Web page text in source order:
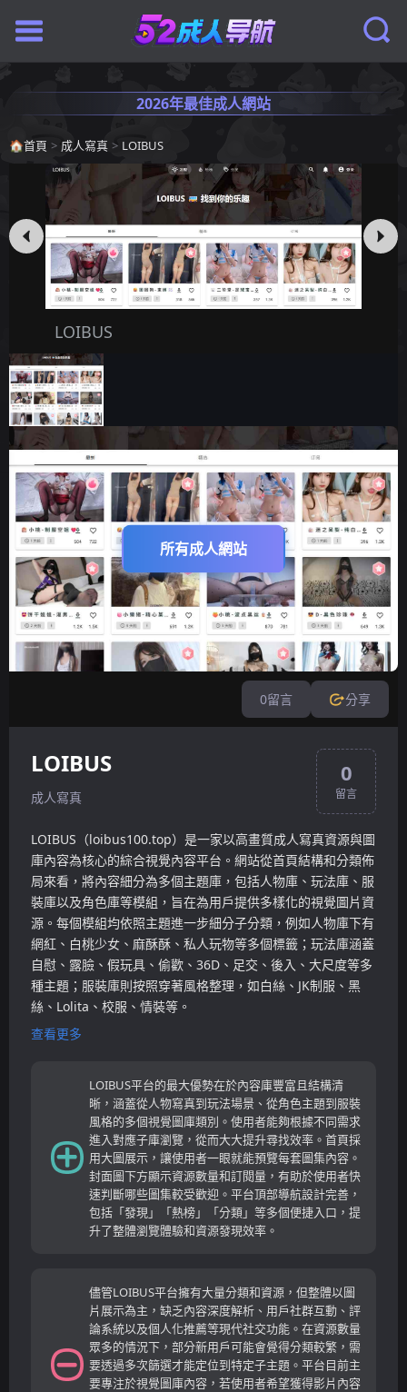
2026年最佳成人網站
🏠首頁 > 成人寫真 > LOIBUS
LOIBUS
所有成人網站
0留言 分享
LOIBUS
成人寫真
0
留言
LOIBUS（loibus100.top）是一家以高畫質成人寫真資源與圖
庫內容為核心的綜合視覺內容平台。網站從首頁結構和分類佈
局來看，將內容細分為多個主題庫，包括人物庫、玩法庫、服
裝庫以及角色庫等模組，旨在為用戶提供多樣化的視覺圖片資
源。每個模組均依照主題進一步細分子分類，例如人物庫下有
網紅、白桃少女、麻酥酥、私人玩物等多個標籤；玩法庫涵蓋
自慰、露臉、假玩具、偷歡、36D、足交、後入、大尺度等多
種主題；服裝庫則按照穿著風格整理，如白絲、JK制服、黑
絲、Lolita、校服、情裝等。
查看更多
LOIBUS平台的最大優勢在於內容庫豐富且結構清
晰，涵蓋從人物寫真到玩法場景、從角色主題到服裝
風格的多個視覺圖庫類別。使用者能夠根據不同需求
進入對應子庫瀏覽，從而大大提升尋找效率。首頁採
用大圖展示，讓使用者一眼就能預覽每套圖集內容。
封面圖下方顯示資源數量和訂閱量，有助於使用者快
速判斷哪些圖集較受歡迎。平台頂部導航設計完善，
包括「發現」「熱榜」「分類」等多個便捷入口，提
升了整體瀏覽體驗和資源發現效率。
儘管LOIBUS平台擁有大量分類和資源，但整體以圖
片展示為主，缺乏內容深度解析、用戶社群互動、評
論系統以及個人化推薦等現代社交功能。在資源數量
眾多的情況下，部分新用戶可能會覺得分類較繁，需
要透過多次篩選才能定位到特定子主題。平台目前主
要專注於視覺圖庫內容，若使用者希望獲得影片內容